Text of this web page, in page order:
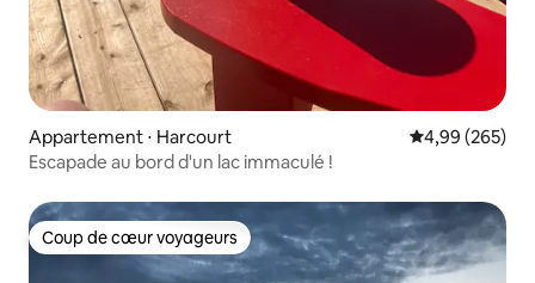
Appartement ⋅ Harcourt Évaluation
4,99 (265)
Escapade au bord d'un lac immaculé !
Coup de cœur voyageurs
Coup de cœur voyageurs